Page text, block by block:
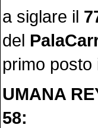
a siglare il
del
primo posto
UMANA
58: